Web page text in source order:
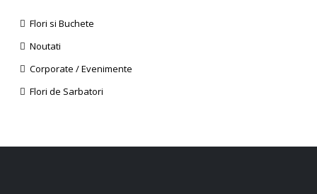
Flori si Buchete
Noutati
Corporate / Evenimente
Flori de Sarbatori